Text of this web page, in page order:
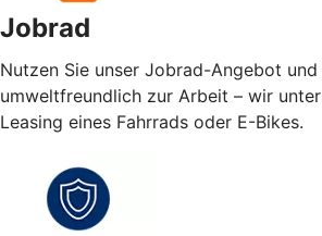
Jobrad
Nutzen Sie unser Jobrad-Angebot und
umweltfreundlich zur Arbeit – wir
Leasing eines Fahrrads oder E-Bikes.